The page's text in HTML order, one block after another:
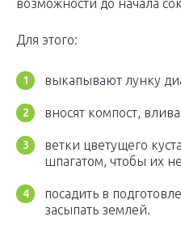
возможности до начала
Для этого:
выкапывают лунку
вносят компост,
ветки цветущего
шпагатом, чтобы их
посадить в
засыпать землей.